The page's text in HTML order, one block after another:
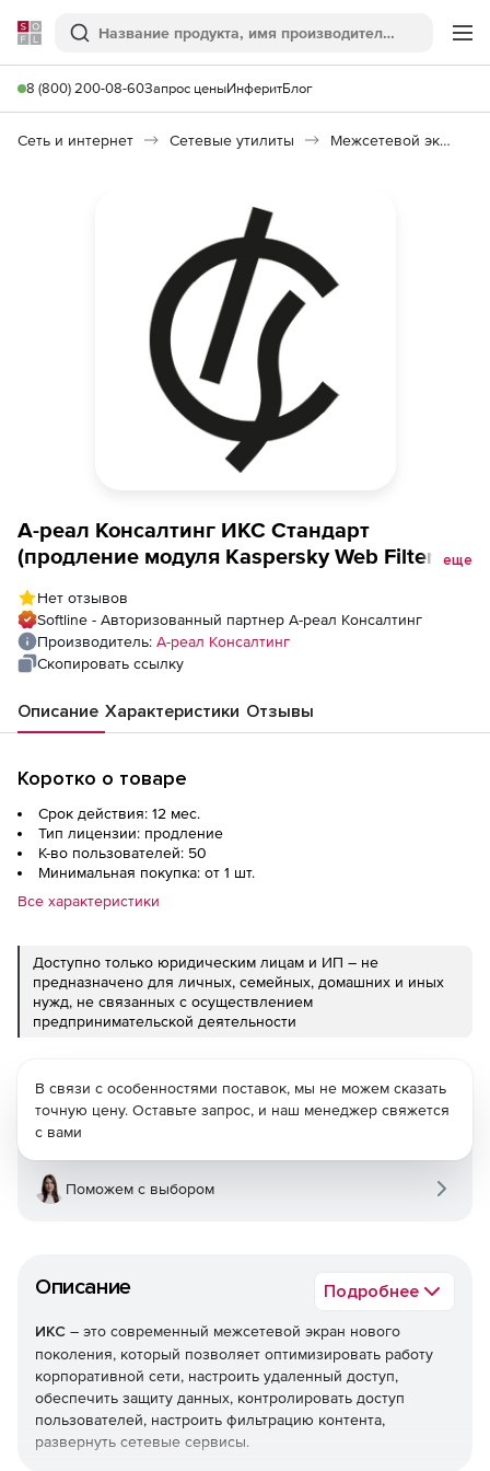
Softline
Поиск
8 (800) 200-08-60Запрос ценыИнферитБлог
Сеть и интернет Сетевые утилиты Межсетевой экран ИКС
А-реал Консалтинг ИКС Стандарт
(продление модуля Kaspersky Web Filtering
еще
Нет отзывов
Softline - Авторизованный партнер А-реал Консалтинг
Производитель: А-реал Консалтинг
Скопировать ссылку
Описание Характеристики Отзывы
Коротко о товаре
Срок действия: 12 мес.
Тип лицензии: продление
К-во пользователей: 50
Минимальная покупка: от 1 шт.
Все характеристики
Доступно только юридическим лицам и ИП – не
предназначено для личных, семейных, домашних и иных
нужд, не связанных с осуществлением
предпринимательской деятельности
Описание Подробнее
ИКС – это современный межсетевой экран нового
поколения, который позволяет оптимизировать работу
корпоративной сети, настроить удаленный доступ,
обеспечить защиту данных, контролировать доступ
пользователей, настроить фильтрацию контента,
развернуть сетевые сервисы.
В связи с особенностями поставок, мы не можем сказать
точную цену. Оставьте запрос, и наш менеджер свяжется
с вами
Поможем с выбором